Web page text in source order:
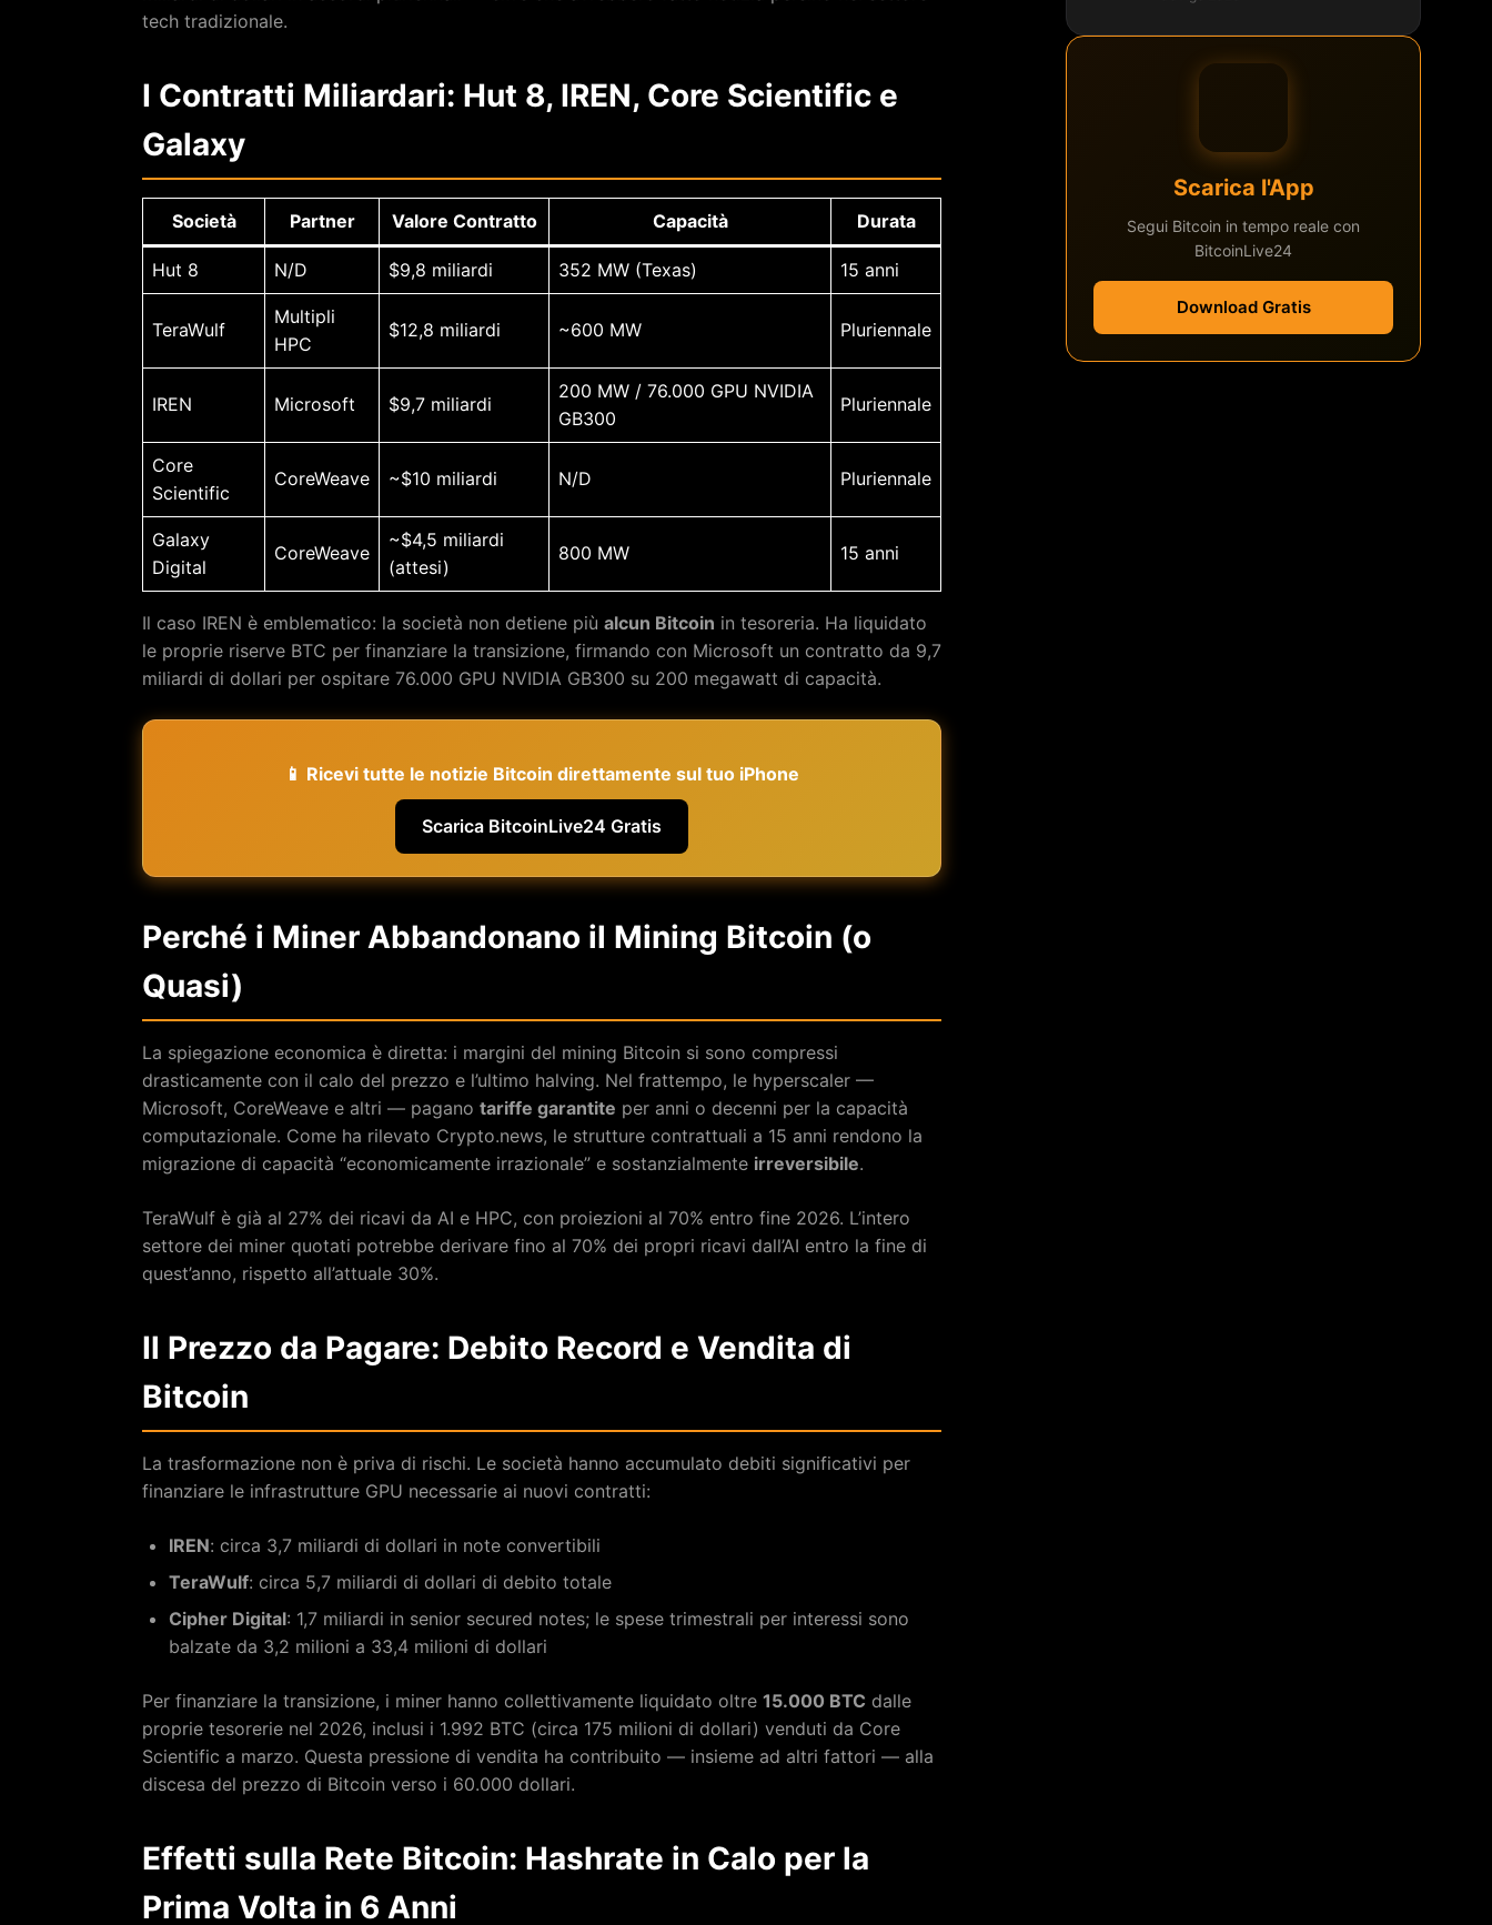
tech tradizionale.
I Contratti Miliardari: Hut 8, IREN, Core Scientific e
Galaxy
Società Partner Valore Contratto Capacità Durata
Hut 8 N/D $9,8 miliardi 352 MW (Texas) 15 anni
TeraWulf
Multipli
HPC
$12,8 miliardi ~600 MW Pluriennale
IREN Microsoft $9,7 miliardi
200 MW / 76.000 GPU NVIDIA
GB300
Pluriennale
Core
Scientific
CoreWeave ~$10 miliardi N/D Pluriennale
Galaxy
Digital
CoreWeave
~$4,5 miliardi
(attesi)
800 MW 15 anni
Il caso IREN è emblematico: la società non detiene più alcun Bitcoin in tesoreria. Ha liquidato
le proprie riserve BTC per finanziare la transizione, firmando con Microsoft un contratto da 9,7
miliardi di dollari per ospitare 76.000 GPU NVIDIA GB300 su 200 megawatt di capacità.
📱 Ricevi tutte le notizie Bitcoin direttamente sul tuo iPhone
Scarica BitcoinLive24 Gratis
Perché i Miner Abbandonano il Mining Bitcoin (o
Quasi)
La spiegazione economica è diretta: i margini del mining Bitcoin si sono compressi
drasticamente con il calo del prezzo e l’ultimo halving. Nel frattempo, le hyperscaler —
Microsoft, CoreWeave e altri — pagano tariffe garantite per anni o decenni per la capacità
computazionale. Come ha rilevato Crypto.news, le strutture contrattuali a 15 anni rendono la
migrazione di capacità “economicamente irrazionale” e sostanzialmente irreversibile.
TeraWulf è già al 27% dei ricavi da AI e HPC, con proiezioni al 70% entro fine 2026. L’intero
settore dei miner quotati potrebbe derivare fino al 70% dei propri ricavi dall’AI entro la fine di
quest’anno, rispetto all’attuale 30%.
Il Prezzo da Pagare: Debito Record e Vendita di
Bitcoin
La trasformazione non è priva di rischi. Le società hanno accumulato debiti significativi per
finanziare le infrastrutture GPU necessarie ai nuovi contratti:
IREN: circa 3,7 miliardi di dollari in note convertibili
TeraWulf: circa 5,7 miliardi di dollari di debito totale
Cipher Digital: 1,7 miliardi in senior secured notes; le spese trimestrali per interessi sono
balzate da 3,2 milioni a 33,4 milioni di dollari
Per finanziare la transizione, i miner hanno collettivamente liquidato oltre 15.000 BTC dalle
proprie tesorerie nel 2026, inclusi i 1.992 BTC (circa 175 milioni di dollari) venduti da Core
Scientific a marzo. Questa pressione di vendita ha contribuito — insieme ad altri fattori — alla
discesa del prezzo di Bitcoin verso i 60.000 dollari.
Effetti sulla Rete Bitcoin: Hashrate in Calo per la
Prima Volta in 6 Anni
Scarica l'App
Segui Bitcoin in tempo reale con
BitcoinLive24
Download Gratis